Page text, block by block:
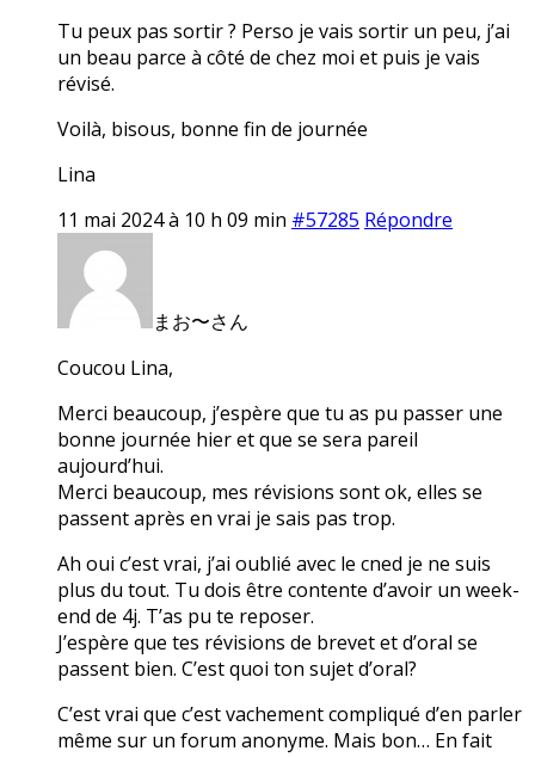
Tu peux pas sortir ? Perso je vais sortir un peu, j’ai
un beau parce à côté de chez moi et puis je vais
révisé.
Voilà, bisous, bonne fin de journée
Lina
11 mai 2024 à 10 h 09 min #57285 Répondre
まお〜さん
Coucou Lina,
Merci beaucoup, j’espère que tu as pu passer une
bonne journée hier et que se sera pareil
aujourd’hui.
Merci beaucoup, mes révisions sont ok, elles se
passent après en vrai je sais pas trop.
Ah oui c’est vrai, j’ai oublié avec le cned je ne suis
plus du tout. Tu dois être contente d’avoir un week-
end de 4j. T’as pu te reposer.
J’espère que tes révisions de brevet et d’oral se
passent bien. C’est quoi ton sujet d’oral?
C’est vrai que c’est vachement compliqué d’en parler
même sur un forum anonyme. Mais bon… En fait